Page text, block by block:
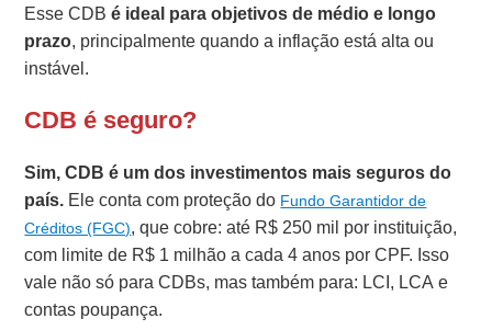
Esse CDBé ideal para objetivos de médio e longo
prazo, principalmente quando a inflação está alta ou
instável.
CDB é seguro?
Sim, CDB é um dos investimentos mais seguros do
país. Ele conta com proteção do Fundo Garantidor de
Créditos (FGC), que cobre: até R$ 250 mil por instituição,
com limite de R$ 1 milhão a cada 4 anos por CPF. Isso
vale não só para CDBs, mas também para: LCI, LCA e
contas poupança.